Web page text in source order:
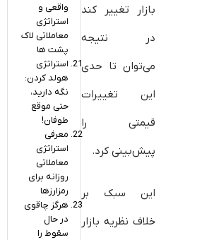
بازار تغییر کند
در نتیجه
می‌توان تا حدی
این تغییرات
قیمتی را
پیش‌بینی کرد.
این سبک بر
خلاف نظریه بازار
واقعی و
استراتژی
معاملاتی لاک
پشت ها
استراتژی
هولد کردن:
نگه دارید،
حتی موقع
طوفان!
معرفی
استراتژی
معاملاتی
روزانه برای
رمزارزها
هرگز چاقوی
در حال
سقوط را